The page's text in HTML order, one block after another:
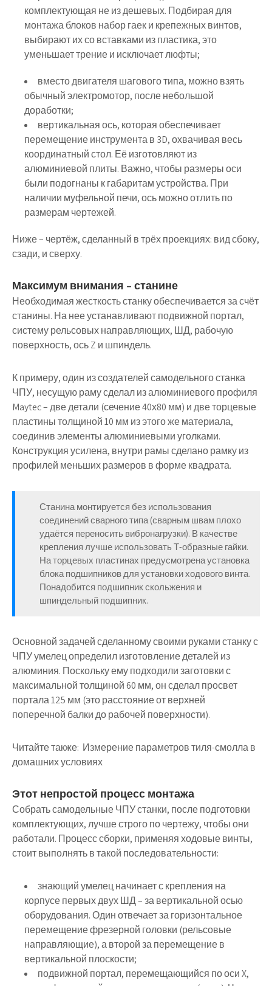
комплектующая не из дешевых. Подбирая для
монтажа блоков набор гаек и крепежных винтов,
выбирают их со вставками из пластика, это
уменьшает трение и исключает люфты;
вместо двигателя шагового типа, можно взять
обычный электромотор, после небольшой
доработки;
вертикальная ось, которая обеспечивает
перемещение инструмента в 3D, охвачивая весь
координатный стол. Её изготовляют из
алюминиевой плиты. Важно, чтобы размеры оси
были подогнаны к габаритам устройства. При
наличии муфельной печи, ось можно отлить по
размерам чертежей.
Ниже – чертёж, сделанный в трёх проекциях: вид сбоку,
сзади, и сверху.
Максимум внимания – станине
Необходимая жесткость станку обеспечивается за счёт
станины. На нее устанавливают подвижной портал,
систему рельсовых направляющих, ШД, рабочую
поверхность, ось Z и шпиндель.
К примеру, один из создателей самодельного станка
ЧПУ, несущую раму сделал из алюминиевого профиля
Maytec – две детали (сечение 40х80 мм) и две торцевые
пластины толщиной 10 мм из этого же материала,
соединив элементы алюминиевыми уголками.
Конструкция усилена, внутри рамы сделано рамку из
профилей меньших размеров в форме квадрата.
Станина монтируется без использования
соединений сварного типа (сварным швам плохо
удаётся переносить вибронагрузки). В качестве
крепления лучше использовать Т-образные гайки.
На торцевых пластинах предусмотрена установка
блока подшипников для установки ходового винта.
Понадобится подшипник скольжения и
шпиндельный подшипник.
Основной задачей сделанному своими руками станку с
ЧПУ умелец определил изготовление деталей из
алюминия. Поскольку ему подходили заготовки с
максимальной толщиной 60 мм, он сделал просвет
портала 125 мм (это расстояние от верхней
поперечной балки до рабочей поверхности).
Читайте также: Измерение параметров тиля-смолла в
домашних условиях
Этот непростой процесс монтажа
Собрать самодельные ЧПУ станки, после подготовки
комплектующих, лучше строго по чертежу, чтобы они
работали. Процесс сборки, применяя ходовые винты,
стоит выполнять в такой последовательности:
знающий умелец начинает с крепления на
корпусе первых двух ШД – за вертикальной осью
оборудования. Один отвечает за горизонтальное
перемещение фрезерной головки (рельсовые
направляющие), а второй за перемещение в
вертикальной плоскости;
подвижной портал, перемещающийся по оси X,